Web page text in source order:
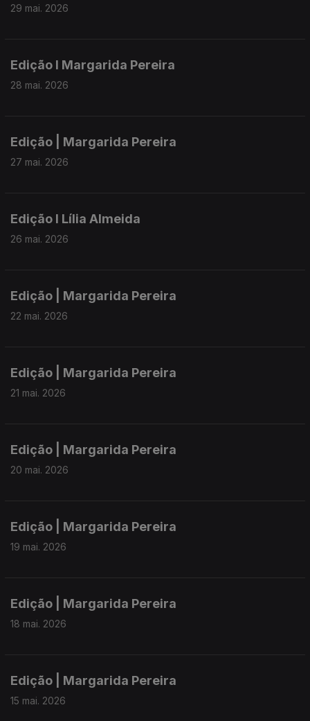
29 mai. 2026
Edição I Margarida Pereira
28 mai. 2026
Edição | Margarida Pereira
27 mai. 2026
Edição I Lília Almeida
26 mai. 2026
Edição | Margarida Pereira
22 mai. 2026
Edição | Margarida Pereira
21 mai. 2026
Edição | Margarida Pereira
20 mai. 2026
Edição | Margarida Pereira
19 mai. 2026
Edição | Margarida Pereira
18 mai. 2026
Edição | Margarida Pereira
15 mai. 2026